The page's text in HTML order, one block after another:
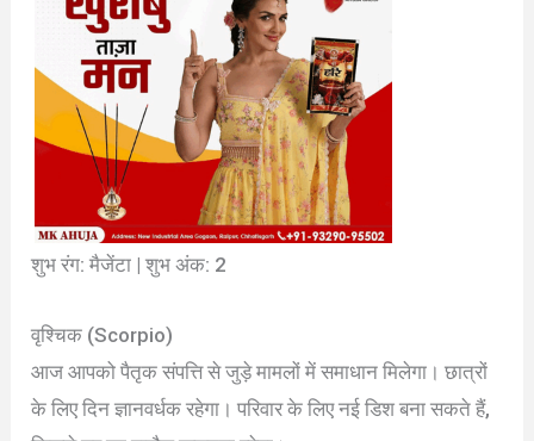
शुभ रंग: मैजेंटा | शुभ अंक: 2
वृश्चिक (Scorpio)
आज आपको पैतृक संपत्ति से जुड़े मामलों में समाधान मिलेगा। छात्रों
के लिए दिन ज्ञानवर्धक रहेगा। परिवार के लिए नई डिश बना सकते हैं,